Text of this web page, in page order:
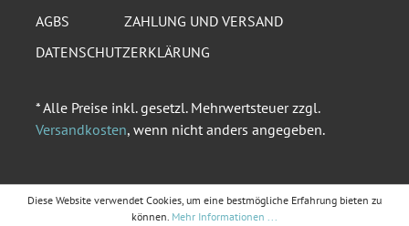
AGBS
ZAHLUNG UND VERSAND
DATENSCHUTZERKLÄRUNG
* Alle Preise inkl. gesetzl. Mehrwertsteuer zzgl.
Versandkosten, wenn nicht anders angegeben.
Diese Website verwendet Cookies, um eine bestmögliche Erfahrung bieten zu
können. Mehr Informationen ...